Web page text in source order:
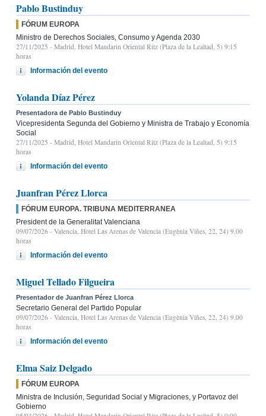
Pablo Bustinduy
FÓRUM EUROPA
Ministro de Derechos Sociales, Consumo y Agenda 2030
27/11/2025 - Madrid, Hotel Mandarin Oriental Ritz (Plaza de la Lealtad, 5) 9:15
horas
Información del evento
Yolanda Díaz Pérez
Presentadora de Pablo Bustinduy
Vicepresidenta Segunda del Gobierno y Ministra de Trabajo y Economía
Social
27/11/2025 - Madrid, Hotel Mandarin Oriental Ritz (Plaza de la Lealtad, 5) 9:15
horas
Información del evento
Juanfran Pérez Llorca
FÓRUM EUROPA. TRIBUNA MEDITERRANEA
President de la Generalitat Valenciana
09/07/2026 - Valencia, Hotel Las Arenas de Valencia (Eugènia Viñes, 22, 24) 9.00
horas
Información del evento
Miguel Tellado Filgueira
Presentador de Juanfran Pérez Llorca
Secretario General del Partido Popular
09/07/2026 - Valencia, Hotel Las Arenas de Valencia (Eugènia Viñes, 22, 24) 9.00
horas
Información del evento
Elma Saiz Delgado
FÓRUM EUROPA
Ministra de Inclusión, Seguridad Social y Migraciones, y Portavoz del
Gobierno